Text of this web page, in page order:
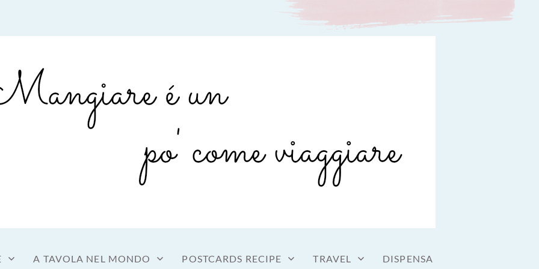
A TAVOLA NEL MONDO POSTCARDS RECIPE TRAVEL DISPENSA